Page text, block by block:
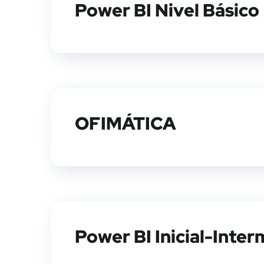
Power BI Nivel Básico
OFIMÁTICA
Power BI Inicial-